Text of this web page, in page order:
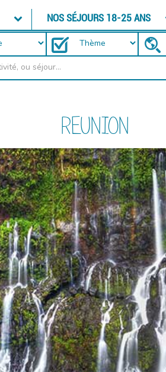
NOS SÉJOURS 18-25 ANS
REUNION